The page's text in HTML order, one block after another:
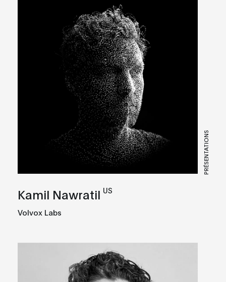
PRÉSENTATIONS
Kamil Nawratil US
Volvox Labs